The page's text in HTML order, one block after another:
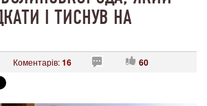
І ТИСНУВ НА
Коментарів:16 60